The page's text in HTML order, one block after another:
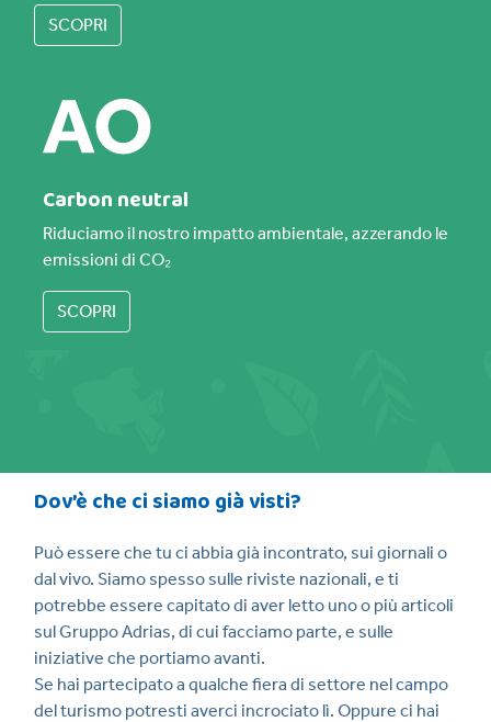
SCOPRI
Carbon neutral
Riduciamo il nostro impatto ambientale, azzerando le
emissioni di CO₂
SCOPRI
Dov’è che ci siamo già visti?
Può essere che tu ci abbia già incontrato, sui giornali o
dal vivo. Siamo spesso sulle riviste nazionali, e ti
potrebbe essere capitato di aver letto uno o più articoli
sul Gruppo Adrias, di cui facciamo parte, e sulle
iniziative che portiamo avanti.
Se hai partecipato a qualche fiera di settore nel campo
del turismo potresti averci incrociato lì. Oppure ci hai